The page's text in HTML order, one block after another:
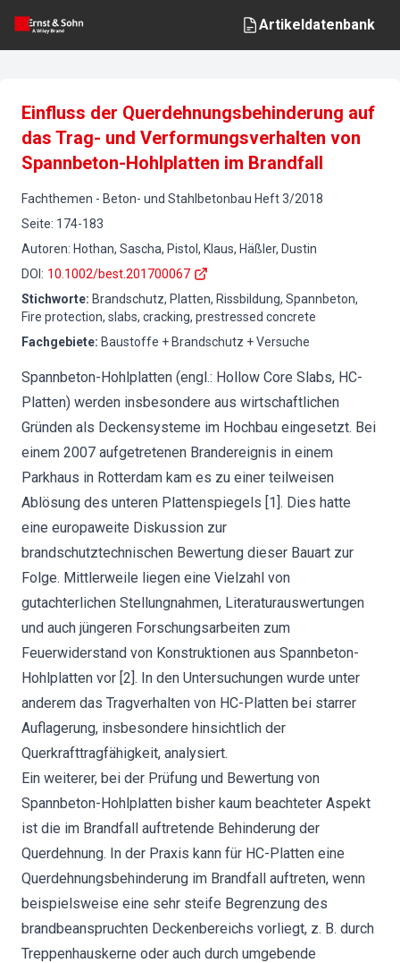
Artikeldatenbank
Einfluss der Querdehnungsbehinderung auf
das Trag- und Verformungsverhalten von
Spannbeton-Hohlplatten im Brandfall
Fachthemen - Beton- und Stahlbetonbau Heft3/2018
Seite: 174-183
Autoren: Hothan, Sascha, Pistol, Klaus, Häßler, Dustin
DOI : 10.1002/best.201700067
Stichworte: Brandschutz, Platten, Rissbildung, Spannbeton,
Fire protection, slabs, cracking, prestressed concrete
Fachgebiete: Baustoffe + Brandschutz + Versuche
Spannbeton-Hohlplatten (engl.: Hollow Core Slabs, HC-
Platten) werden insbesondere aus wirtschaftlichen
Gründen als Deckensysteme im Hochbau eingesetzt. Bei
einem 2007 aufgetretenen Brandereignis in einem
Parkhaus in Rotterdam kam es zu einer teilweisen
Ablösung des unteren Plattenspiegels [1]. Dies hatte
eine europaweite Diskussion zur
brandschutztechnischen Bewertung dieser Bauart zur
Folge. Mittlerweile liegen eine Vielzahl von
gutachterlichen Stellungnahmen, Literaturauswertungen
und auch jüngeren Forschungsarbeiten zum
Feuerwiderstand von Konstruktionen aus Spannbeton-
Hohlplatten vor [2]. In den Untersuchungen wurde unter
anderem das Tragverhalten von HC-Platten bei starrer
Auflagerung, insbesondere hinsichtlich der
Querkrafttragfähigkeit, analysiert.
Ein weiterer, bei der Prüfung und Bewertung von
Spannbeton-Hohlplatten bisher kaum beachteter Aspekt
ist die im Brandfall auftretende Behinderung der
Querdehnung. In der Praxis kann für HC-Platten eine
Querdehnungsbehinderung im Brandfall auftreten, wenn
beispielsweise eine sehr steife Begrenzung des
brandbeanspruchten Deckenbereichs vorliegt, z. B. durch
Treppenhauskerne oder auch durch umgebende